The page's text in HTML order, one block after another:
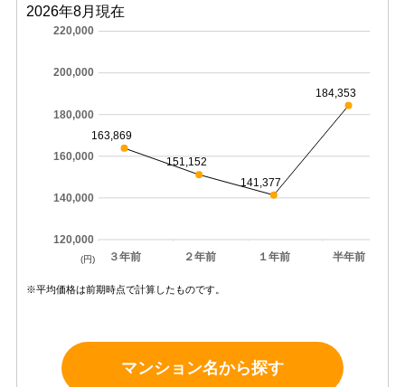
2026年8月現在
３年前 ２年前 １年前 半年前
120,000
140,000
160,000
180,000
200,000
220,000
163,869
151,152
141,377
184,353
(円)
※平均価格は前期時点で計算したものです。
マンション名から探す